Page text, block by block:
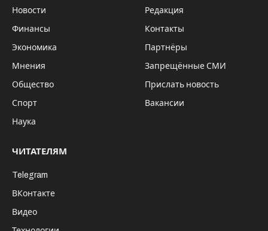
Новости
Финансы
Экономика
Мнения
Общество
Спорт
Наука
Редакция
Контакты
Партнёры
Запрещённые СМИ
Прислать новость
Вакансии
ЧИТАТЕЛЯМ
Telegram
ВКонтакте
Видео